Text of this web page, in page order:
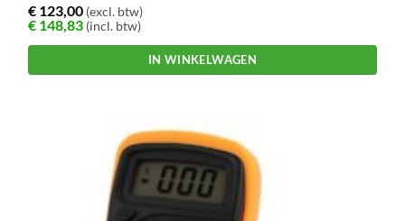
€ 123,00 (excl. btw)
€ 148,83 (incl. btw)
IN WINKELWAGEN